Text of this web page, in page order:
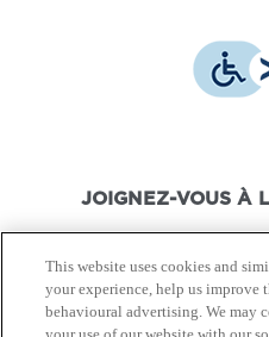
JOIGNEZ-VOUS À
This website uses cookies and
your experience, help us improve
behavioural advertising. We may